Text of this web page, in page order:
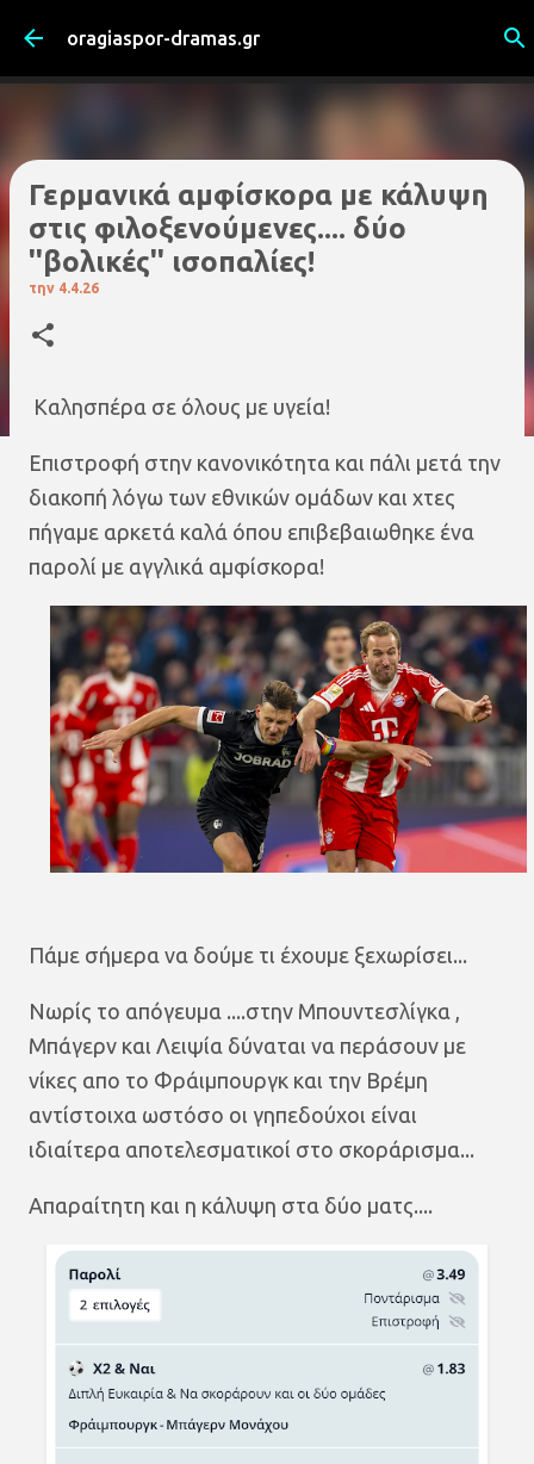
Μετάβαση στο κύριο περιεχόμενο
oragiaspor-dramas.gr
Γερμανικά αμφίσκορα με κάλυψη
στις φιλοξενούμενες.... δύο
''βολικές'' ισοπαλίες!
την 4.4.26
Kαλησπέρα σε όλους με υγεία!
Επιστροφή στην κανονικότητα και πάλι μετά την
διακοπή λόγω των εθνικών ομάδων και χτες
πήγαμε αρκετά καλά όπου επιβεβαιωθηκε ένα
παρολί με αγγλικά αμφίσκορα!
Πάμε σήμερα να δούμε τι έχουμε ξεχωρίσει...
Νωρίς το απόγευμα ....στην Μπουντεσλίγκα ,
Μπάγερν και Λειψία δύναται να περάσουν με
νίκες απο το Φράιμπουργκ και την Βρέμη
αντίστοιχα ωστόσο οι γηπεδούχοι είναι
ιδιαίτερα αποτελεσματικοί στο σκοράρισμα...
Απαραίτητη και η κάλυψη στα δύο ματς....